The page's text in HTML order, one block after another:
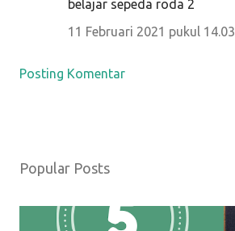
belajar sepeda roda 2
11 Februari 2021 pukul 14.03
Posting Komentar
Popular Posts